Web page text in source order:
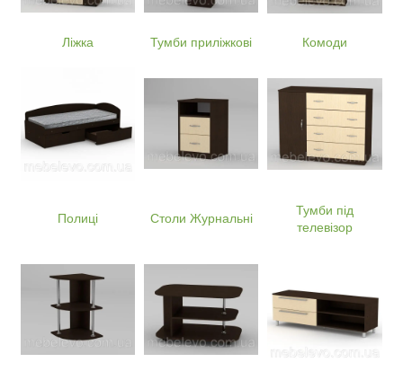
Ліжка Тумби приліжкові Комоди
Полиці Столи Журнальні
Тумби під
телевізор